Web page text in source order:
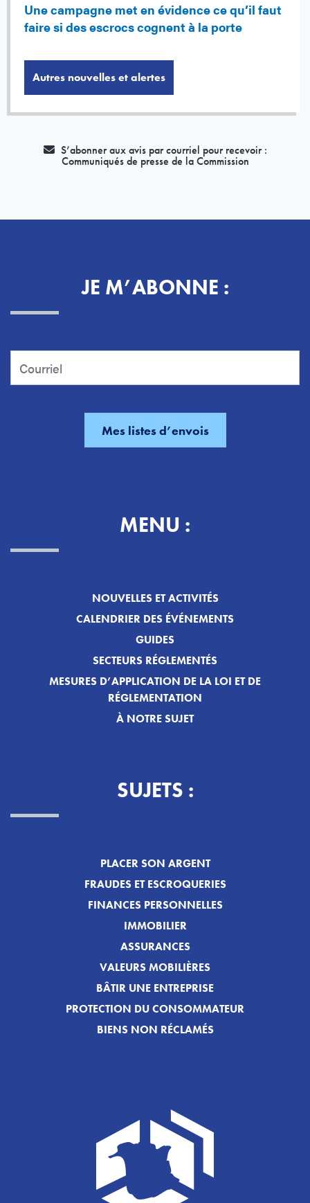
Une campagne met en évidence ce qu’il faut
faire si des escrocs cognent à la porte
Autres nouvelles et alertes
S’abonner aux avis par courriel pour recevoir :
Communiqués de presse de la Commission
JE M’ABONNE :
MENU :
NOUVELLES ET ACTIVITÉS
CALENDRIER DES ÉVÉNEMENTS
GUIDES
SECTEURS RÉGLEMENTÉS
MESURES D’APPLICATION DE LA LOI ET DE
RÉGLEMENTATION
À NOTRE SUJET
SUJETS :
PLACER SON ARGENT
FRAUDES ET ESCROQUERIES
FINANCES PERSONNELLES
IMMOBILIER
ASSURANCES
VALEURS MOBILIÈRES
BÂTIR UNE ENTREPRISE
PROTECTION DU CONSOMMATEUR
BIENS NON RÉCLAMÉS